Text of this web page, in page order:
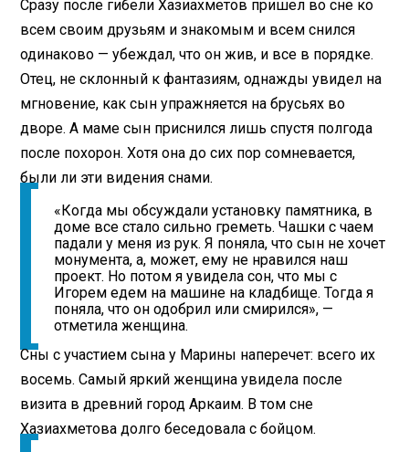
Сразу после гибели Хазиахметов пришел во сне ко
всем своим друзьям и знакомым и всем снился
одинаково — убеждал, что он жив, и все в порядке.
Отец, не склонный к фантазиям, однажды увидел на
мгновение, как сын упражняется на брусьях во
дворе. А маме сын приснился лишь спустя полгода
после похорон. Хотя она до сих пор сомневается,
были ли эти видения снами.
«Когда мы обсуждали установку памятника, в
доме все стало сильно греметь. Чашки с чаем
падали у меня из рук. Я поняла, что сын не хочет
монумента, а, может, ему не нравился наш
проект. Но потом я увидела сон, что мы с
Игорем едем на машине на кладбище. Тогда я
поняла, что он одобрил или смирился», —
отметила женщина.
Сны с участием сына у Марины наперечет: всего их
восемь. Самый яркий женщина увидела после
визита в древний город Аркаим. В том сне
Хазиахметова долго беседовала с бойцом.